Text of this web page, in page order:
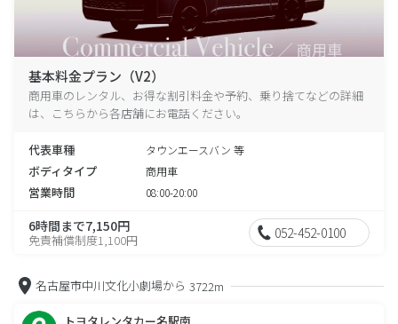
基本料金プラン（V2）
商用車のレンタル、お得な割引料金や予約、乗り捨てなどの詳細
は、こちらから各店舗にお電話ください。
代表車種 タウンエースバン 等
ボディタイプ 商用車
営業時間 08:00-20:00
6時間まで7,150円
免責補償制度1,100円 052-452-0100
名古屋市中川文化小劇場から 3722m